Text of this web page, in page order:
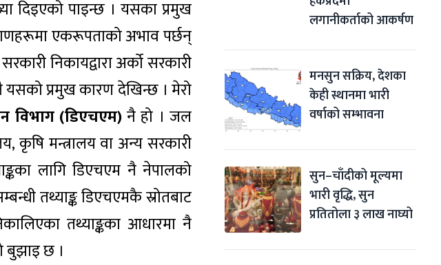
दिइएको पाइन्छ । यसका प्रमुख
एकरूपताको अभाव पर्छन्
निकायद्वारा अर्को सरकारी
प्रमुख कारण देखिन्छ । मेरो
विभाग (डिएचएम)नै हो । जल
कृषि मन्त्रालय वा अन्य सरकारी
लागि डिएचएम नै नेपालको
तथ्याङ्क डिएचएमकै स्रोतबाट
तथ्याङ्कका आधारमा नै
बुझाइ छ ।
लगानीकर्ताको आकर्षण
मनसुन सक्रिय, देशका
केही स्थानमा भारी
वर्षाको सम्भावना
सुन–चाँदीको मूल्यमा
भारी वृद्धि, सुन
प्रतितोला ३ लाख नाघ्यो